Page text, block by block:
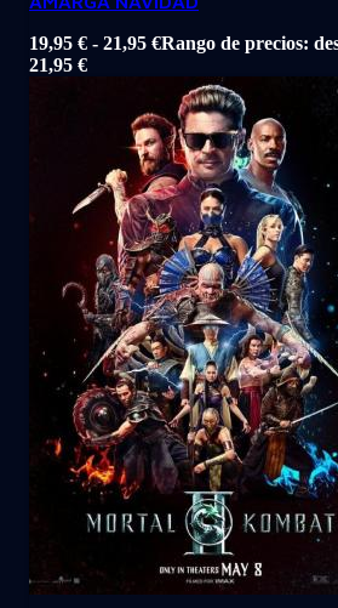
19,95 € - 21,95 €Rango de precios:
21,95 €